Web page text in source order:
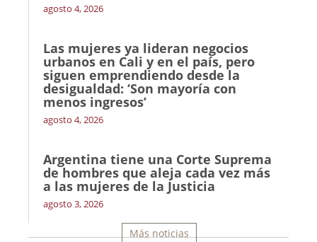
agosto 4, 2026
Las mujeres ya lideran negocios
urbanos en Cali y en el país, pero
siguen emprendiendo desde la
desigualdad: ‘Son mayoría con
menos ingresos’
agosto 4, 2026
Argentina tiene una Corte Suprema
de hombres que aleja cada vez más
a las mujeres de la Justicia
agosto 3, 2026
Más noticias